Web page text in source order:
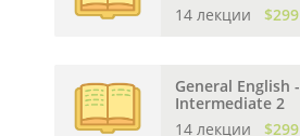
14 лекции
$299
General English -
Intermediate 2
14 лекции
$299